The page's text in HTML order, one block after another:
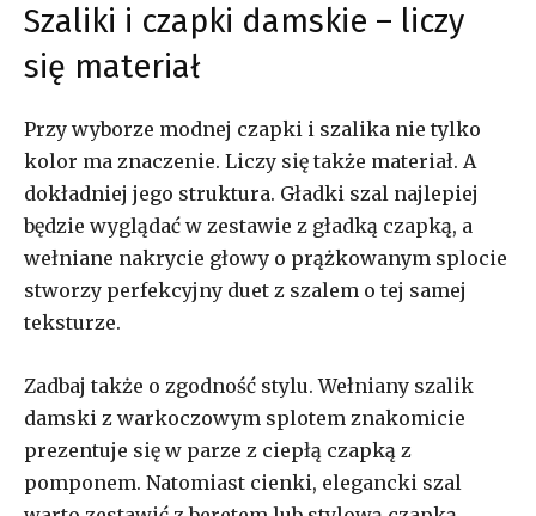
Szaliki i czapki damskie – liczy
się materiał
Przy wyborze modnej czapki i szalika nie tylko
kolor ma znaczenie. Liczy się także materiał. A
dokładniej jego struktura. Gładki szal najlepiej
będzie wyglądać w zestawie z gładką czapką, a
wełniane nakrycie głowy o prążkowanym splocie
stworzy perfekcyjny duet z szalem o tej samej
teksturze.
Zadbaj także o zgodność stylu. Wełniany szalik
damski z warkoczowym splotem znakomicie
prezentuje się w parze z ciepłą czapką z
pomponem. Natomiast cienki, elegancki szal